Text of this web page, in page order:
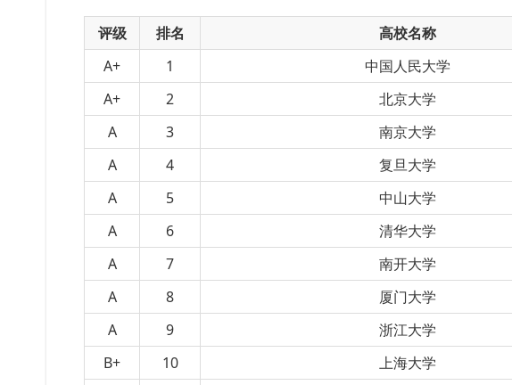
评级 排名 高校名称
A+
1 中国人民大学
A+
2 北京大学
A
3 南京大学
A
4 复旦大学
A
5 中山大学
A
6 清华大学
A
7 南开大学
A
8 厦门大学
A
9 浙江大学
B+
10 上海大学